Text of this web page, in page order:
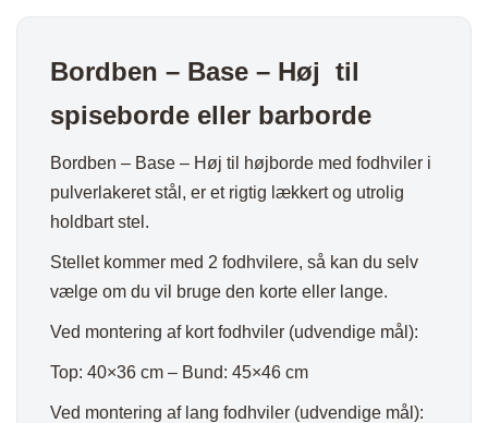
Bordben – Base – Høj til
spiseborde eller barborde
Bordben – Base – Høj til højborde med fodhviler i
pulverlakeret stål, er et rigtig lækkert og utrolig
holdbart stel.
Stellet kommer med 2 fodhvilere, så kan du selv
vælge om du vil bruge den korte eller lange.
Ved montering af kort fodhviler (udvendige mål):
Top: 40×36 cm – Bund: 45×46 cm
Ved montering af lang fodhviler (udvendige mål):